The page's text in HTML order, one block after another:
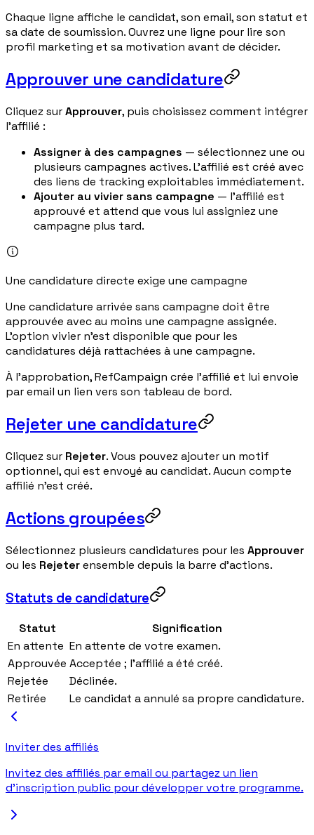
Chaque ligne affiche le candidat, son email, son statut et
sa date de soumission. Ouvrez une ligne pour lire son
profil marketing et sa motivation avant de décider.
Approuver une candidature
Cliquez surApprouver, puis choisissez comment intégrer
l'affilié :
Assigner à des campagnes — sélectionnez une ou
plusieurs campagnes actives. L'affilié est créé avec
des liens de tracking exploitables immédiatement.
Ajouter au vivier sans campagne — l'affilié est
approuvé et attend que vous lui assigniez une
campagne plus tard.
Une candidature directe exige une campagne
Une candidature arrivée sans campagne doit être
approuvée avec au moins une campagne assignée.
L'option vivier n'est disponible que pour les
candidatures déjà rattachées à une campagne.
À l'approbation, RefCampaign crée l'affilié et lui envoie
par email un lien vers son tableau de bord.
Rejeter une candidature
Cliquez sur Rejeter. Vous pouvez ajouter un motif
optionnel, qui est envoyé au candidat. Aucun compte
affilié n'est créé.
Actions groupées
Sélectionnez plusieurs candidatures pour les Approuver
ou les Rejeterensemble depuis la barre d'actions.
Statuts de candidature
Statut
Signification
En attente En attente de votre examen.
Approuvée Acceptée ; l'affilié a été créé.
Rejetée
Déclinée.
Retirée
Le candidat a annulé sa propre candidature.
Inviter des affiliés
Invitez des affiliés par email ou partagez un lien
d'inscription public pour développer votre programme.